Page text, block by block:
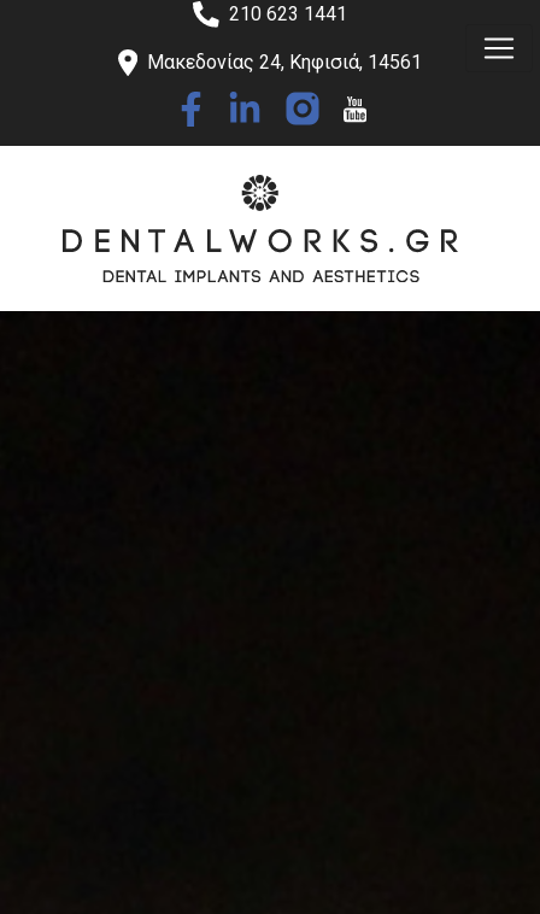
210 623 1441
Μακεδονίας 24, Κηφισιά, 14561